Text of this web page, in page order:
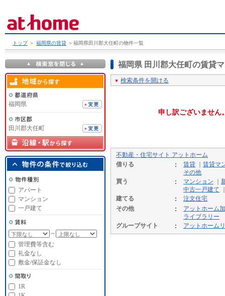
トップ ＞ 福岡県の賃貸 ＞ 福岡県田川郡大任町の物件一覧
福岡県 田川郡大任町の賃貸
検索条件を開ける
申し訳ございません
不動産・住宅サイト アットホーム
借りる
賃貸
賃貸マ
その他
買う
マンション
中古一戸建て
建てる
注文住宅
その他
アットホーム
ライブラリー
グループサイト
アットホーム
福岡県
田川郡大任町
アパート
マンション
一戸建て
～
管理費等含む
礼金なし
敷金/保証金なし
1R